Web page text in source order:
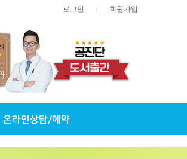
회원가입
로그인
온라인상담/예약